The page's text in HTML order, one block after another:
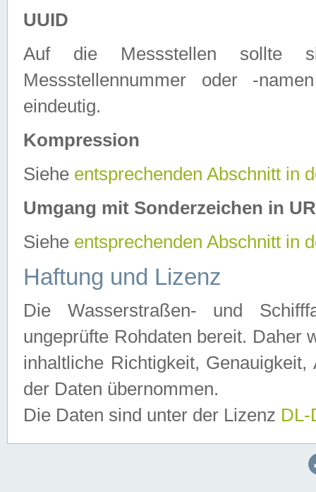
UUID
Auf die Messstellen sollte
Messstellennummer oder -
eindeutig.
Kompression
Siehe entsprechenden Abschnitt in
Umgang mit Sonderzeichen in
Siehe entsprechenden Abschnitt in
Haftung und Lizenz
Die Wasserstraßen- und
ungeprüfte Rohdaten bereit. Daher
inhaltliche Richtigkeit,
der Daten übernommen.
Die Daten sind unter der Lizenz